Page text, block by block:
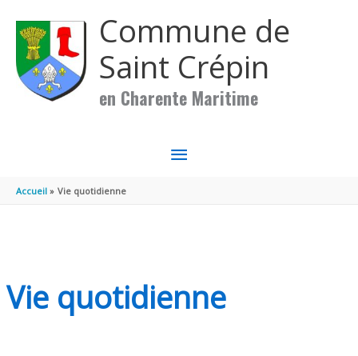
Commune de
Saint Crépin
en Charente Maritime
MENU
Accueil Vie quotidienne
Vie quotidienne